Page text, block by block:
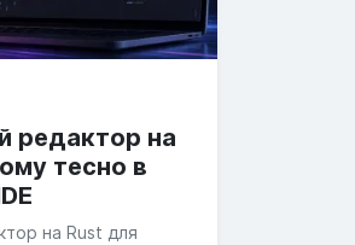
редактор на
тесно в
на Rust для